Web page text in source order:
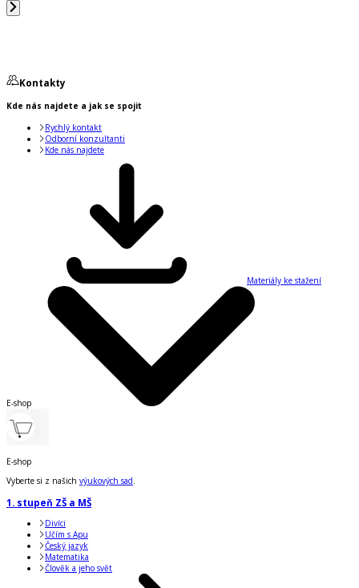
Kontakty
Kde nás najdete a jak se spojit
Rychlý kontakt
Odborní konzultanti
Kde nás najdete
Materiály ke stažení
E-shop
E-shop
Vyberte si z našich výukových sad.
1. stupeň ZŠ a MŠ
Divíci
Učím s Apu
Český jazyk
Matematika
Člověk a jeho svět